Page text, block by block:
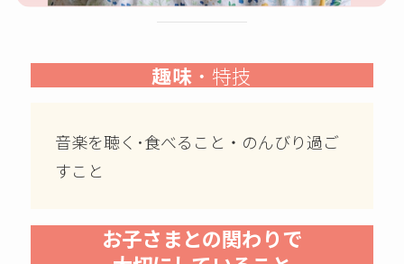
趣味 ・特技
音楽を聴く･食べること・のんびり過ご
すこと
お子さまとの関わりで